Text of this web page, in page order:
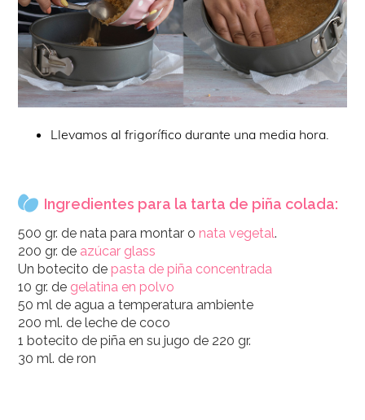
Llevamos al frigorífico durante una media hora.
Ingredientes para la tarta de piña colada:
500 gr. de nata para montar o nata vegetal.
200 gr. de azúcar glass
Un botecito de pasta de piña concentrada
10 gr. de gelatina en polvo
50 ml de agua a temperatura ambiente
200 ml. de leche de coco
1 botecito de piña en su jugo de 220 gr.
30 ml. de ron